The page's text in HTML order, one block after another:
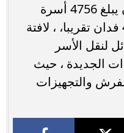
الأسر بمنطقة عزبة أبو قرن يبلغ 4756 أسرة
تقريبا، ومساحة المنطقة 42 فدان تقريبا، ، لافتة
لنقل الأسر
الجديدة ، حيث
والتجهيزات